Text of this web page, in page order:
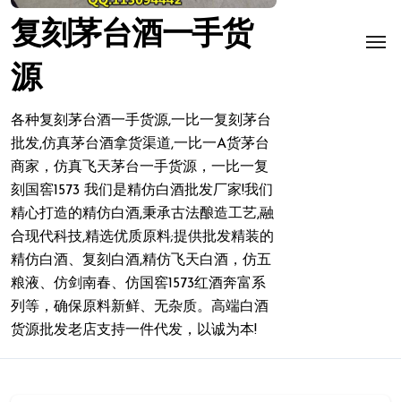
复刻茅台酒一手货
源
各种复刻茅台酒一手货源,一比一复刻茅台
批发,仿真茅台酒拿货渠道,一比一A货茅台
商家，仿真飞天茅台一手货源，一比一复
刻国窖1573 我们是精仿白酒批发厂家!我们
精心打造的精仿白酒,秉承古法酿造工艺,融
合现代科技,精选优质原料;提供批发精装的
精仿白酒、复刻白酒,精仿飞天白酒，仿五
粮液、仿剑南春、仿国窖1573红酒奔富系
列等，确保原料新鲜、无杂质。高端白酒
货源批发老店支持一件代发，以诚为本!